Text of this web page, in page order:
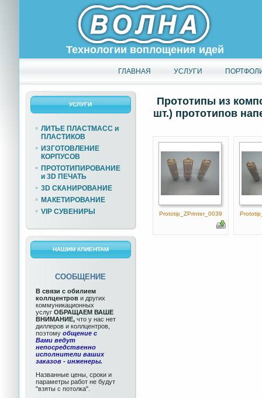
Технологии воплощения идей
ГЛАВНАЯ УСЛУГИ
УСЛУГИ
ЛИТЬЕ ПЛАСТМАСС и
ПЛАСТИКОВ
ИЗГОТОВЛЕНИЕ
КОРПУСОВ
ПРОТОТИПИРОВАНИЕ
и 3D ПЕЧАТЬ
3D СКАНИРОВАНИЕ
МАКЕТИРОВАНИЕ
VIP СУВЕНИРЫ
НАШИМ КЛИЕНТАМ
СООБЩЕНИЕ
В связи с обилием
коллцентров и других
коммуникационных
услуг ОБРАЩАЕМ ВАШЕ
ВНИМАНИЕ, что у нас нет
диллеров и коллцентров,
поэтому общение с
Вами ведут
непосредственно
исполнители ваших
заказов - инженеры.
Названные цены, сроки и
параметры работ не будут
"взяты с потолка".
Прототипы из
шт.) прототипов
Prototip_ZPrinter_0039